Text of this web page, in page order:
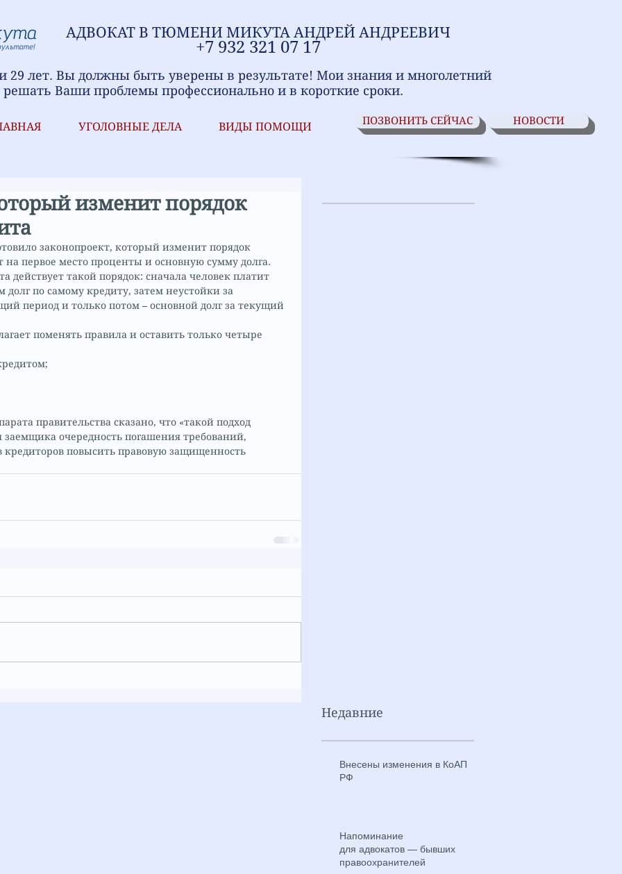
АДВОКАТ В ТЮМЕНИ МИКУТА АНДРЕЙ АНДРЕЕВИЧ
+7 932 321 07 17
29 лет. Вы должны быть уверены в результате! Мои знания и многолетний
Ваши проблемы профессионально и в короткие сроки.
УГОЛОВНЫЕ ДЕЛА ВИДЫ ПОМОЩИ ПОЗВОНИТЬ СЕЙЧАС НОВОСТИ
изменит порядок
законопроект, который изменит порядок
первое место проценты и основную сумму долга.
действует такой порядок: сначала человек платит
долг по самому кредиту, затем неустойки за
период и только потом – основной долг за текущий
поменять правила и оставить только четыре
правительства сказано, что «такой подход
заемщика очередность погашения требований,
кредиторов повысить правовую защищенность
Недавние
Внесены изменения в КоАП
РФ
Напоминание
для адвокатов — бывших
правоохранителей